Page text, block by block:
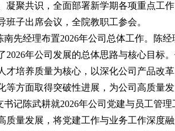
凝聚共识，全面部署新学期各项重点工
班子出席会议，全院教职工参会。
南先经理布置2026年公司总体工作。陈
2026年公司发展的总体思路与核心目标
才培养质量为核心，以深化公司产品改
等方面取得突破性进展，为公司高质量
书记陈武耕就2026年公司党建与员工管
质量发展，将党建工作与业务工作深度